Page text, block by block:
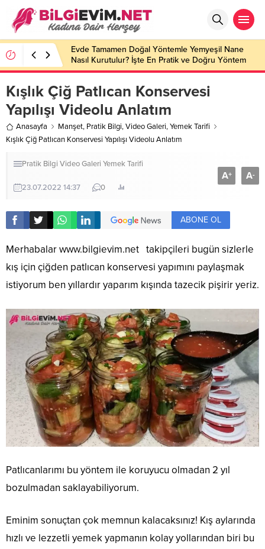
Evde Tamamen Doğal Yöntemle Yemyeşil Nane
Nasıl Kurutulur? İşte En Pratik ve Doğru Yöntem
Kışlık Çiğ Patlıcan Konservesi
Yapılışı Videolu Anlatım
Anasayfa Manşet, Pratik Bilgi,Video Galeri,Yemek Tarifi
Kışlık Çiğ Patlıcan Konservesi Yapılışı Videolu Anlatım
Pratik Bilgi Video Galeri Yemek Tarifi
23.07.2022 14:37 0
A+ A-
ABONE OL
Merhabalarwww.bilgievim.net takipçileri bugün sizlerle
kış için çiğden patlıcan konservesi yapımını paylaşmak
istiyorum ben yıllardır yaparım kışında tazecik pişirir yeriz.
Patlıcanlarımı bu yöntem ile koruyucu olmadan 2 yıl
bozulmadan saklayabiliyorum.
Eminim sonuçtan çok memnun kalacaksınız! Kış aylarında
hızlı ve lezzetli yemek yapmanın kolay yollarından biri bu